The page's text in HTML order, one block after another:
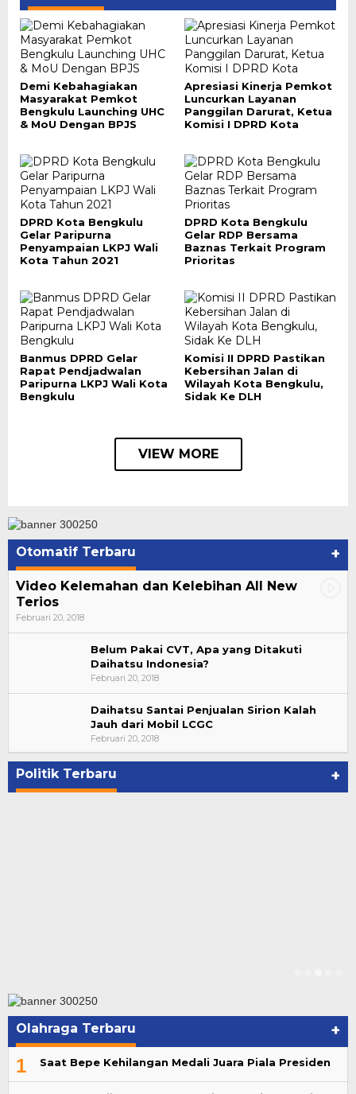
Demi Kebahagiakan
Masyarakat Pemkot
Bengkulu Launching UHC
& MoU Dengan BPJS
Apresiasi Kinerja Pemkot
Luncurkan Layanan
Panggilan Darurat, Ketua
Komisi I DPRD Kota
DPRD Kota Bengkulu
Gelar Paripurna
Penyampaian LKPJ Wali
Kota Tahun 2021
DPRD Kota Bengkulu
Gelar RDP Bersama
Baznas Terkait Program
Prioritas
Banmus DPRD Gelar
Rapat Pendjadwalan
Paripurna LKPJ Wali Kota
Bengkulu
Komisi II DPRD Pastikan
Kebersihan Jalan di
Wilayah Kota Bengkulu,
Sidak Ke DLH
VIEW MORE
Otomatif Terbaru +
Video Kelemahan dan Kelebihan All New
Terios
Februari 20, 2018
Belum Pakai CVT, Apa yang Ditakuti
Daihatsu Indonesia?
Februari 20, 2018
Daihatsu Santai Penjualan Sirion Kalah
Jauh dari Mobil LCGC
Februari 20, 2018
Politik Terbaru +
Suharto Dipercaya Jadi Dewan Pengawas PP
PBSI 2020-2024
Di NASIONAL, POLITIK
Olahraga Terbaru +
1 Saat Bepe Kehilangan Medali Juara Piala Presiden